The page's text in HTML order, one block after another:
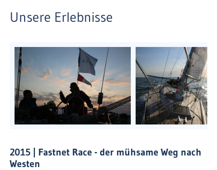
Unsere Erlebnisse
2015 | Fastnet Race - der mühsame Weg nach
Westen